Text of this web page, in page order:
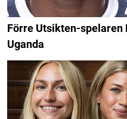
Förre Utsikten-spelaren
Uganda